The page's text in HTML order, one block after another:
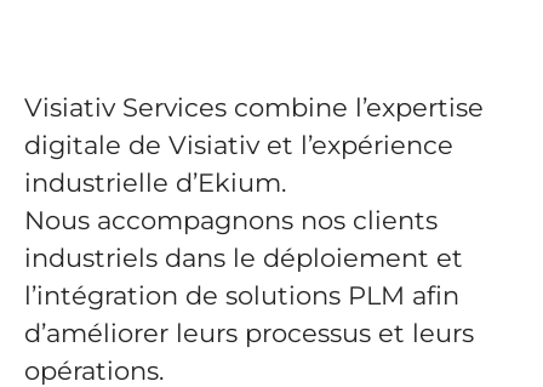
Visiativ Services combine l’expertise
digitale de Visiativ et l’expérience
industrielle d’Ekium.
Nous accompagnons nos clients
industriels dans le déploiement et
l’intégration de solutions PLM afin
d’améliorer leurs processus et leurs
opérations.